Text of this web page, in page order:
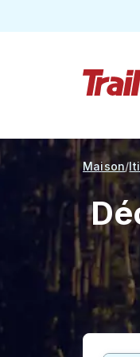
Passez
Maison